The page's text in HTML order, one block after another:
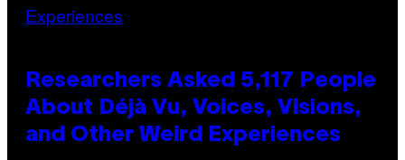
Researchers Asked 5,117 People
About Déjà Vu, Voices, Visions,
and Other Weird Experiences